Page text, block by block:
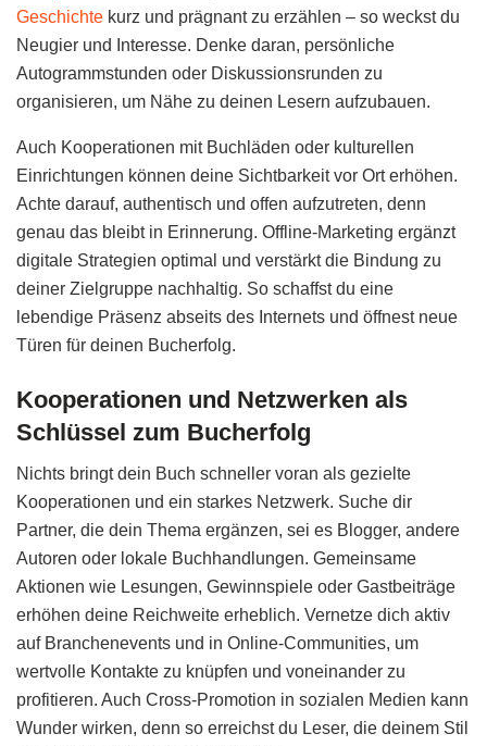
Geschichte kurz und prägnant zu erzählen – so weckst du
Neugier und Interesse. Denke daran, persönliche
Autogrammstunden oder Diskussionsrunden zu
organisieren, um Nähe zu deinen Lesern aufzubauen.
Auch Kooperationen mit Buchläden oder kulturellen
Einrichtungen können deine Sichtbarkeit vor Ort erhöhen.
Achte darauf, authentisch und offen aufzutreten, denn
genau das bleibt in Erinnerung. Offline-Marketing ergänzt
digitale Strategien optimal und verstärkt die Bindung zu
deiner Zielgruppe nachhaltig. So schaffst du eine
lebendige Präsenz abseits des Internets und öffnest neue
Türen für deinen Bucherfolg.
Kooperationen und Netzwerken als
Schlüssel zum Bucherfolg
Nichts bringt dein Buch schneller voran als gezielte
Kooperationen und ein starkes Netzwerk. Suche dir
Partner, die dein Thema ergänzen, sei es Blogger, andere
Autoren oder lokale Buchhandlungen. Gemeinsame
Aktionen wie Lesungen, Gewinnspiele oder Gastbeiträge
erhöhen deine Reichweite erheblich. Vernetze dich aktiv
auf Branchenevents und in Online-Communities, um
wertvolle Kontakte zu knüpfen und voneinander zu
profitieren. Auch Cross-Promotion in sozialen Medien kann
Wunder wirken, denn so erreichst du Leser, die deinem Stil